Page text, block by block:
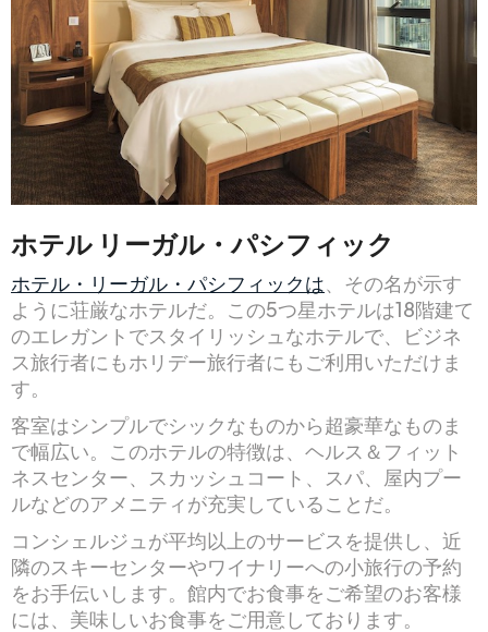
ホテル リーガル・パシフィック
ホテル・リーガル・パシフィックは、その名が示す
ように荘厳なホテルだ。この5つ星ホテルは18階建て
のエレガントでスタイリッシュなホテルで、ビジネ
ス旅行者にもホリデー旅行者にもご利用いただけま
す。
客室はシンプルでシックなものから超豪華なものま
で幅広い。このホテルの特徴は、ヘルス＆フィット
ネスセンター、スカッシュコート、スパ、屋内プー
ルなどのアメニティが充実していることだ。
コンシェルジュが平均以上のサービスを提供し、近
隣のスキーセンターやワイナリーへの小旅行の予約
をお手伝いします。館内でお食事をご希望のお客様
には、美味しいお食事をご用意しております。